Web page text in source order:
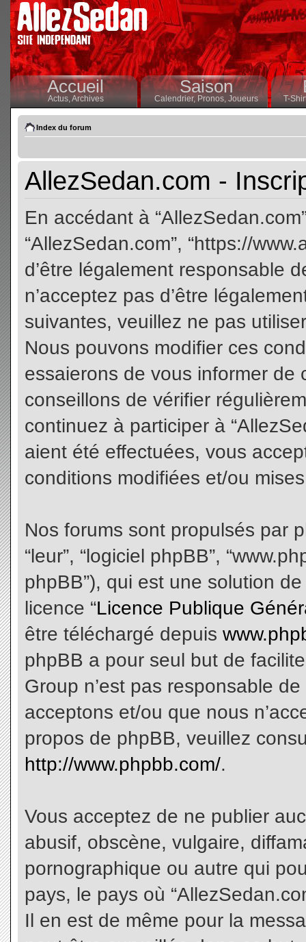
Accueil
Actus,Archives
Saison
Calendrier,Pronos, Joueurs T-
Index du forum
AllezSedan.com -
En accédant à
“AllezSedan.com”, “https://
d’être légalement responsable
n’acceptez pas d’être
suivantes, veuillez ne pas
Nous pouvons modifier ces
essaierons de vous informer
conseillons de vérifier
continuez à participer à
aient été effectuées, vous
conditions modifiées et/ou
Nos forums sont propulsés par
“leur”, “logiciel phpBB”,
phpBB”), qui est une solution
licence “Licence Publique
être téléchargé depuis
phpBB a pour seul but de
Group n’est pas responsable
acceptons et/ou que nous
propos de phpBB, veuillez
http://www.phpbb.com/.
Vous acceptez de ne publier
abusif, obscène, vulgaire,
pornographique ou autre qui
pays, le pays où
Il en est de même pour la